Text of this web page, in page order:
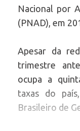
Nacional por
(PNAD), em
Apesar da
trimestre
ocupa a
taxas do
Brasileiro de